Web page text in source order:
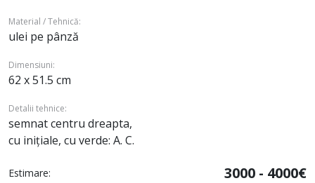
Material / Tehnică:
ulei pe pânză
Dimensiuni:
62 x 51.5 cm
Detalii tehnice:
semnat centru dreapta,
cu inițiale, cu verde: A. C.
Estimare: 3000 - 4000€